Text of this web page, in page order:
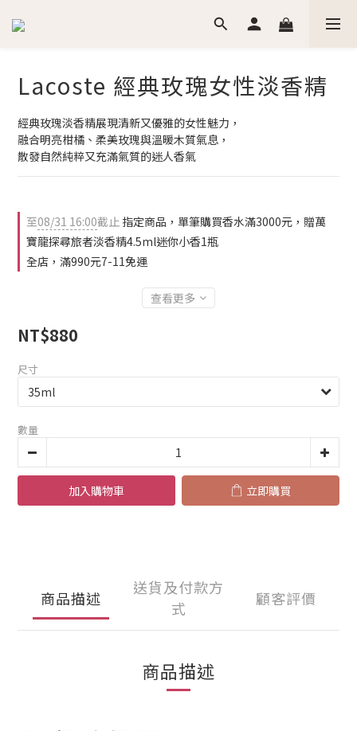
Lacoste 經典玫瑰女性淡香精
經典玫瑰淡香精展現清新又優雅的女性魅力，
融合明亮柑橘、柔美玫瑰與溫暖木質氣息，
散發自然純粹又充滿氣質的迷人香氣
至08/31 16:00截止 指定商品，單筆購買香水滿3000元，贈萬
寶龍探尋旅者淡香精4.5ml迷你小香1瓶
全店，滿990元7-11免運
查看更多
NT$880
尺寸
數量
加入購物車 立即購買
商品描述
送貨及付款方
式
顧客評價
商品描述